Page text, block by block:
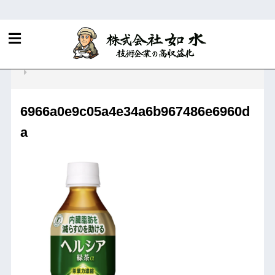
R&D・知財マネジメントに関する当社サービス
「潜在ニーズ」とは何か？どうすれば先取りできるか？
6966a0e9c05a4e34a6b967486e6960d
a